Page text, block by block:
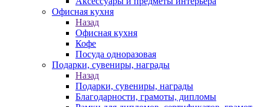
Офисная кухня
Назад
Офисная кухня
Кофе
Посуда одноразовая
Подарки, сувениры, награды
Назад
Подарки, сувениры, награды
Благодарности, грамоты, дипломы